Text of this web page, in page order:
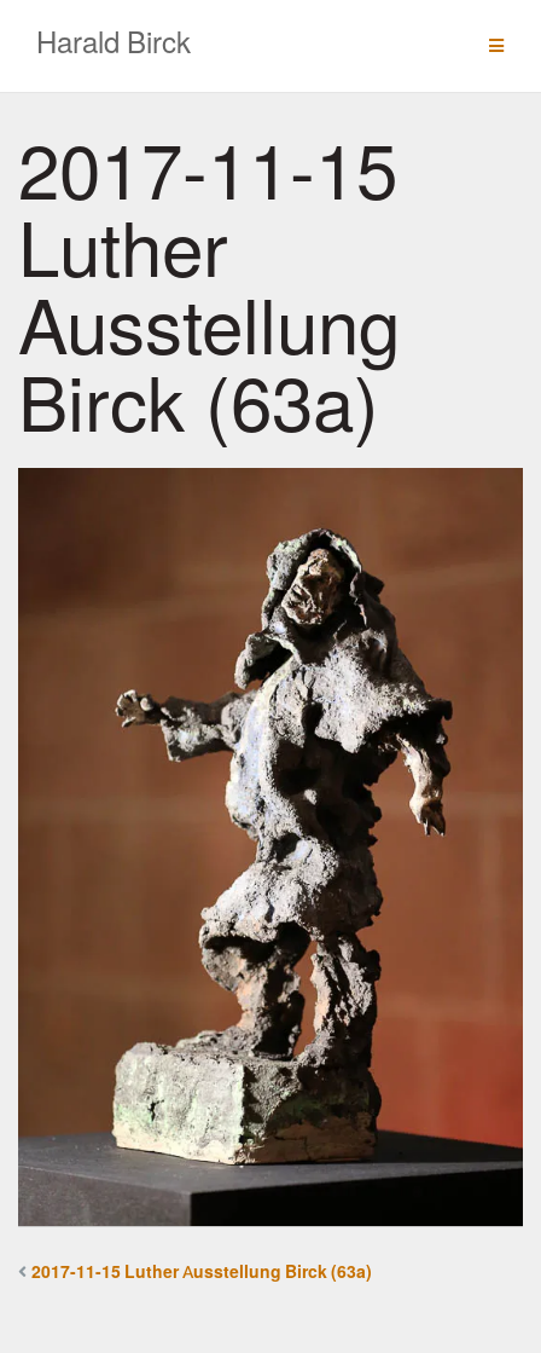
InhaltHarald Birck
2017-11-15
Luther
Ausstellung
Birck (63a)
2017-11-15 Luther Ausstellung Birck (63a)